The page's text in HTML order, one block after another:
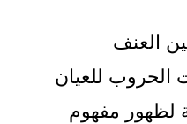
للعيان
مفهوم